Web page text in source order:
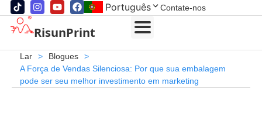
Português Contate-nos
RisunPrint
Lar > Blogues
>
A Força de Vendas Silenciosa: Por que sua embalagem
pode ser seu melhor investimento em marketing